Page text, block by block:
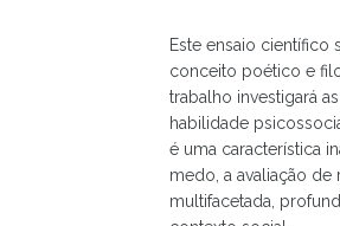
Este ensaio
conceito poético e
trabalho investigará
habilidade
é uma característica
medo, a avaliação de
multifacetada,